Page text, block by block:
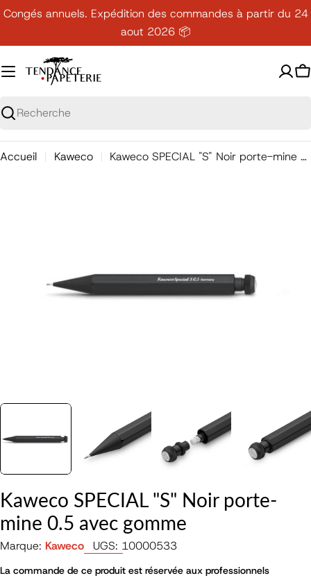
Passer
contenu
Congés annuels. Expédition des commandes à partir du 24
aout 2026 📦
Recherche
Accueil Kaweco Kaweco SPECIAL "S" Noir porte-mine 0.5 avec gomme
le média 0 en mode modal
Kaweco SPECIAL "S" Noir porte-
mine 0.5 avec gomme
Marque: Kaweco UGS: 10000533
La commande de ce produit est réservée aux professionnels